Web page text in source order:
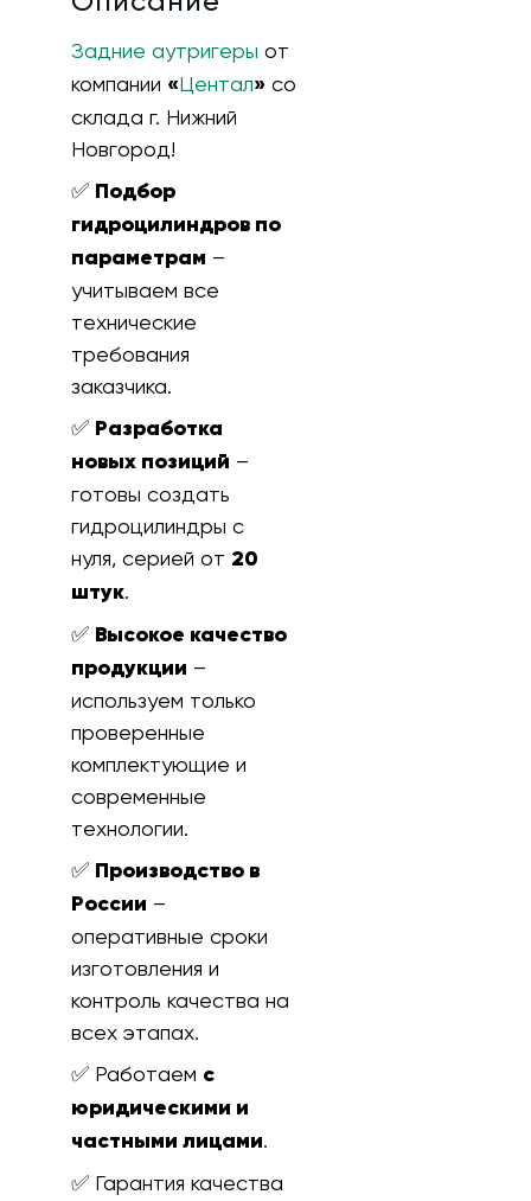
Задние аутригеры от
компании «Центал» со
склада г. Нижний
Новгород!
✅ Подбор
гидроцилиндров по
параметрам –
учитываем все
технические
требования
заказчика.
✅ Разработка
новых позиций –
готовы создать
гидроцилиндры с
нуля, серией от 20
штук.
✅ Высокое качество
продукции –
используем только
проверенные
комплектующие и
современные
технологии.
✅ Производство в
России –
оперативные сроки
изготовления и
контроль качества на
всех этапах.
✅ Работаем с
юридическими и
частными лицами.
✅ Гарантия качества